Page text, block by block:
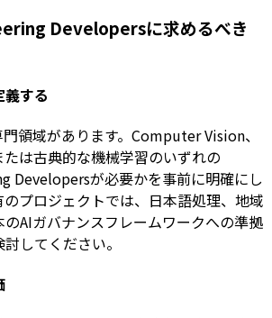
Developersに求めるべき
する
領域があります。Computer Vision、
は古典的な機械学習のいずれの
Developersが必要かを事前に明確にし
プロジェクトでは、日本語処理、地域
AIガバナンスフレームワークへの準拠
してください。